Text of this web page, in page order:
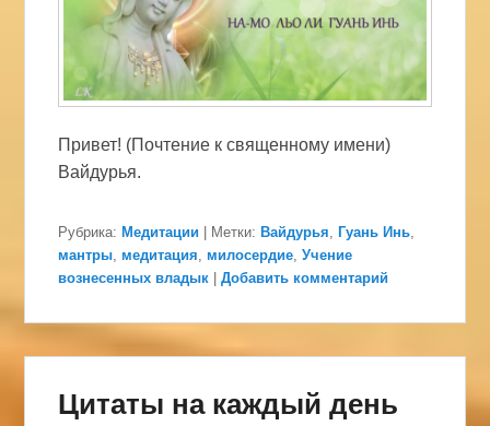
Привет! (Почтение к священному имени)
Вайдурья.
Рубрика: Медитации Метки: Вайдурья, Гуань Инь,
мантры, медитация, милосердие,Учение
вознесенных владык
|Добавить комментарий
Цитаты на каждый день